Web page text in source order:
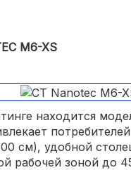
M6-XS
находится
см), удобной
рабочей зоной до